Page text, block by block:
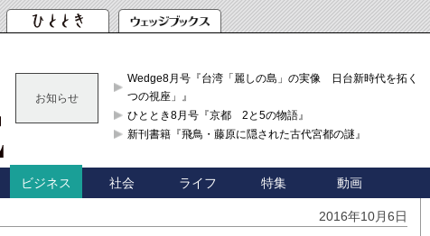
お知らせ
Wedge8月号『台湾「麗しの島」の実像 日台新時代を拓く「3
つの視座」』
ひととき8月号『京都 2と5の物語』
新刊書籍『飛鳥・藤原に隠された古代宮都の謎』
ビジネス 社会 ライフ 特集 動画
2016年10月6日